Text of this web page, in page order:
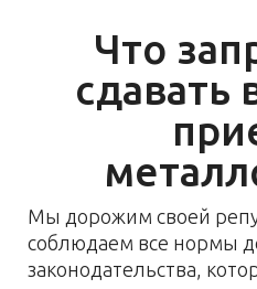
Что
сдавать
Мы дорожим своей
соблюдаем все нормы
законодательства,